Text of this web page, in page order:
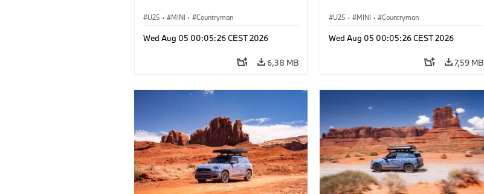
U25 · MINI · Countryman
Wed Aug 05 00:05:26 CEST 2026
6,38 MB
U25 · MINI · Countryman
Wed Aug 05 00:05:26 CEST 2026
7,59 MB